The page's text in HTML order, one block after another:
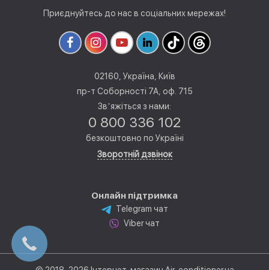
Приєднуйтесь до нас в соціальних мережах!
02160, Україна, Київ
пр-т Соборності 7А, оф. 715
Звʼяжіться з нами:
0 800 336 102
безкоштовно по Україні
Зворотній дзвінок
Онлайн підтримка
Telegram чат
Viber чат